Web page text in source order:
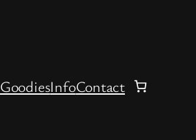
GoodiesInfoContact